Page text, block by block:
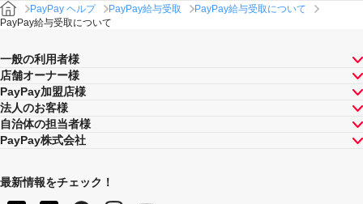
PayPay ヘルプ PayPay給与受取
PayPay給与受取について
PayPay給与受取について
一般の利用者様
店舗オーナー様
PayPay加盟店様
法人のお客様
自治体の担当者様
PayPay株式会社
最新情報をチェック！